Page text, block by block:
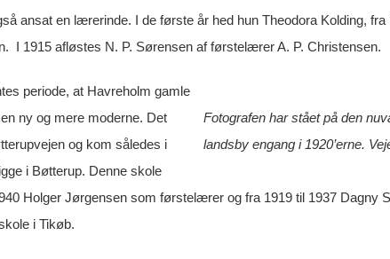
ansat en lærerinde. I de første år hed hun Theodora Kolding,
I 1915 afløstes N. P. Sørensen af førstelærer A. P. Christensen.
Fotografen har stået på den
landsby engang i 1920’erne.
periode, at Havreholm gamle
ny og mere moderne. Det
og kom således i
i Bøtterup. Denne skole
Holger Jørgensen som førstelærer og fra 1919 til 1937 Dagny
i Tikøb.